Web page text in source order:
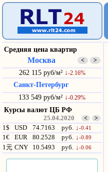
Средняя цена квартир
Москва < >
262 115 руб/м² ↓-2.16%
Санкт-Петербург
133 549 руб/м² ↓-0.29%
Курсы валют ЦБ РФ
25.04.2020 < >
1$ USD 74.7163 руб. ↓-0.41
1€ EUR 80.2528 руб. ↓-0.89
1元 CNY 10.5493 руб. ↓-0.06